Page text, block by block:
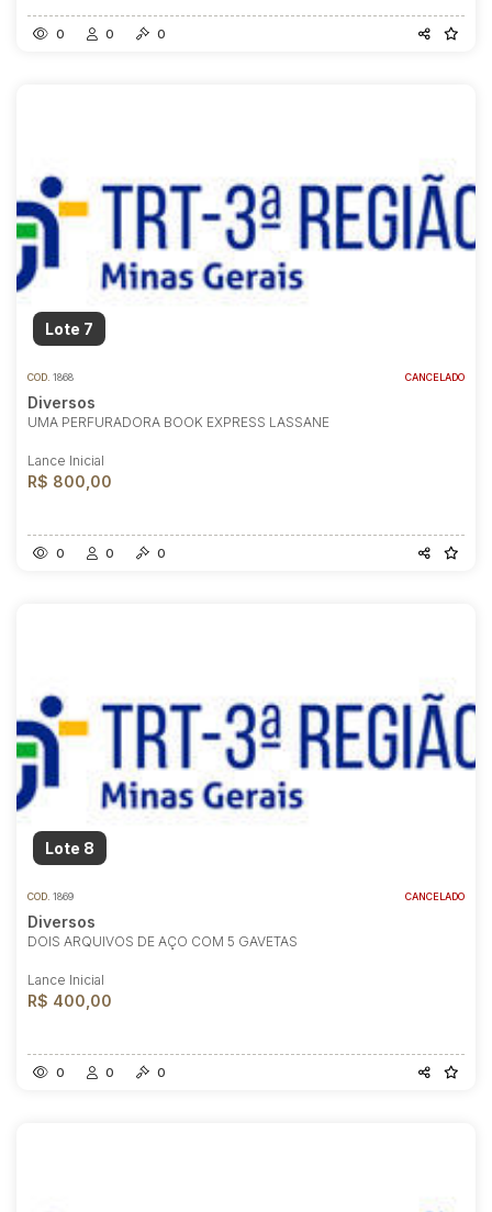
0 0 0
Lote 7
COD. 1868 CANCELADO
Diversos
UMA PERFURADORA BOOK EXPRESS LASSANE
Lance Inicial
R$ 800,00
0 0 0
Lote 8
COD. 1869 CANCELADO
Diversos
DOIS ARQUIVOS DE AÇO COM 5 GAVETAS
Lance Inicial
R$ 400,00
0 0 0